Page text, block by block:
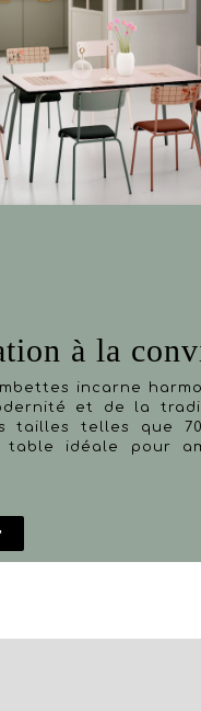
à la
incarne
et de la
tailles telles que
table idéale pour